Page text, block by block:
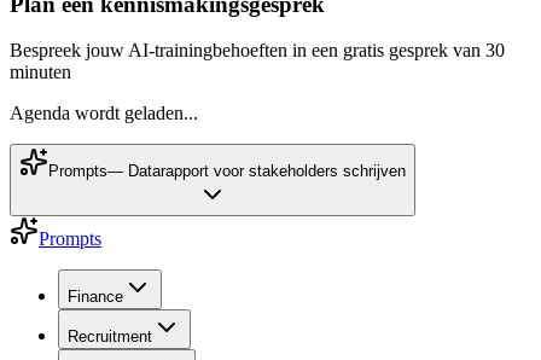
Bespreek jouw AI-trainingbehoeften in een gratis gesprek van 30
minuten
Agenda wordt geladen...
Prompts— Datarapport voor stakeholders schrijven
Prompts
Finance
Recruitment